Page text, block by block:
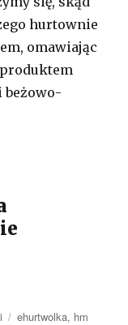
hurtownie
omawiając
beżowo-
Tagi
ehurtwolka, hm